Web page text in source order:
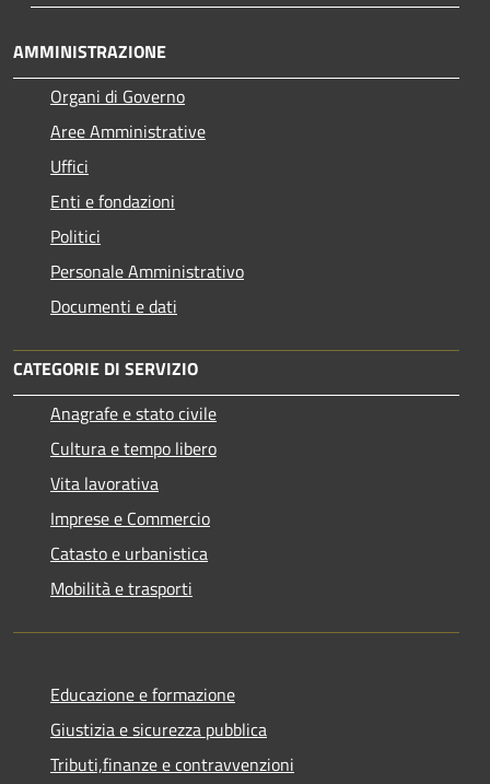
AMMINISTRAZIONE
Organi di Governo
Aree Amministrative
Uffici
Enti e fondazioni
Politici
Personale Amministrativo
Documenti e dati
CATEGORIE DI SERVIZIO
Anagrafe e stato civile
Cultura e tempo libero
Vita lavorativa
Imprese e Commercio
Catasto e urbanistica
Mobilità e trasporti
Educazione e formazione
Giustizia e sicurezza pubblica
Tributi,finanze e contravvenzioni